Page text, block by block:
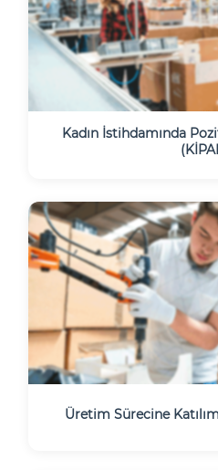
Kadın İstihdamında
Üretim Sürecine